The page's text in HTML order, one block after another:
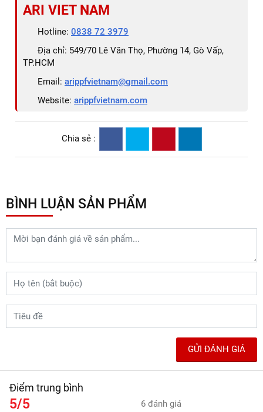
ARI VIET NAM
Hotline: 0838 72 3979
Địa chỉ: 549/70 Lê Văn Thọ, Phường 14, Gò Vấp,
TP.HCM
Email: arippfvietnam@gmail.com
Website: arippfvietnam.com
Chia sẻ :
BÌNH LUẬN SẢN PHẨM
GỬI ĐÁNH GIÁ
Điểm trung bình
5/5 6 đánh giá